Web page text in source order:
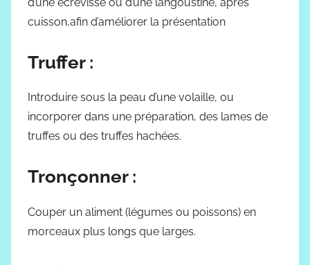
cuisson,afin d’améliorer la présentation
Truffer :
Introduire sous la peau d’une volaille, ou
incorporer dans une préparation, des lames de
truffes ou des truffes hachées.
Tronçonner :
Couper un aliment (légumes ou poissons) en
morceaux plus longs que larges.